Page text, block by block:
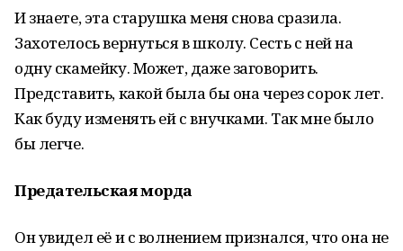
И знаете, эта старушка меня снова сразила.
Захотелось вернуться в школу. Сесть с ней на
одну скамейку. Может, даже заговорить.
Представить, какой была бы она через сорок лет.
Как буду изменять ей с внучками. Так мне было
бы легче.
Предательская морда
Он увидел её и с волнением признался, что она не